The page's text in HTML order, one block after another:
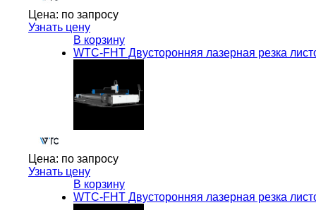
Цена: по запросу
Узнать цену
В корзину
WTC-FHT Двусторонняя лазерная резка
Цена: по запросу
Узнать цену
В корзину
WTC-FHT Двусторонняя лазерная резка